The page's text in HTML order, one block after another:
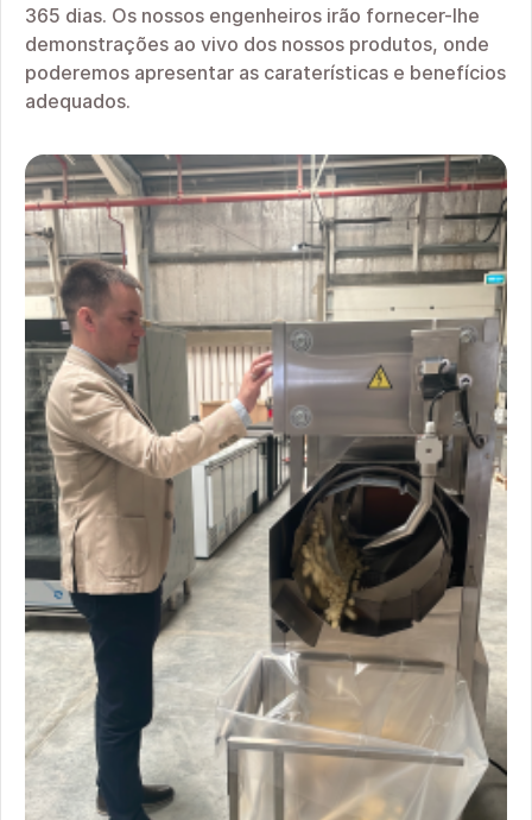
365 dias. Os nossos engenheiros irão fornecer-lhe
demonstrações ao vivo dos nossos produtos, onde
poderemos apresentar as caraterísticas e benefícios
adequados.